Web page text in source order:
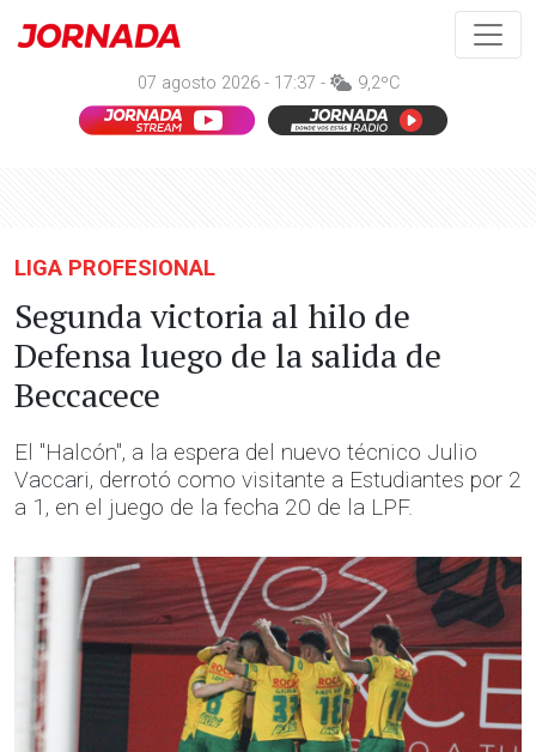
07 agosto 2026 - 17:37 - 9,2ºC
LIGA PROFESIONAL
Segunda victoria al hilo de
Defensa luego de la salida de
Beccacece
El "Halcón", a la espera del nuevo técnico Julio
Vaccari, derrotó como visitante a Estudiantes por 2
a 1, en el juego de la fecha 20 de la LPF.